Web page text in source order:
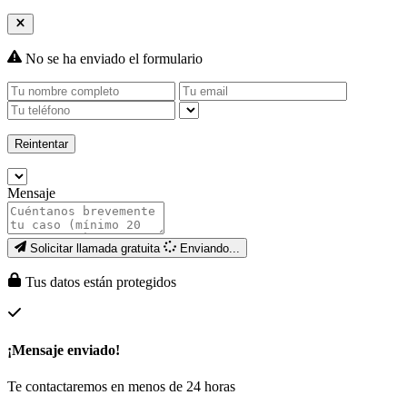
No se ha enviado el formulario
Reintentar
Mensaje
Solicitar llamada gratuita Enviando...
Tus datos están protegidos
¡Mensaje enviado!
Te contactaremos en menos de 24 horas